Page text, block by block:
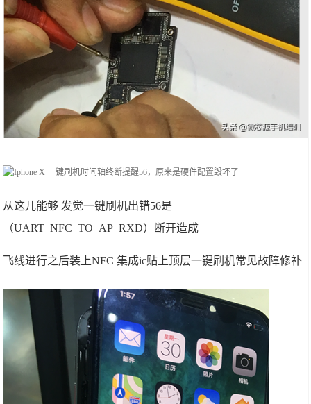
从这儿能够 发觉一键刷机出错56是
（UART_NFC_TO_AP_RXD）断开造成
飞线进行之后装上NFC 集成ic贴上顶层一键刷机常见故障修补